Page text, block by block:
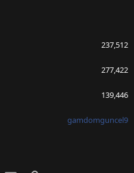
237,512
277,422
139,446
gamdomguncel9